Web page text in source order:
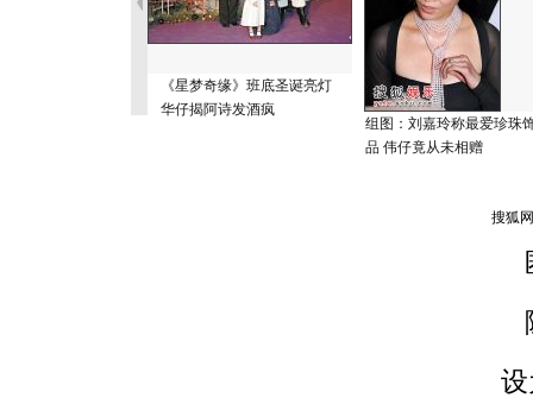
《星梦奇缘》班底圣诞亮灯
华仔揭阿诗发酒疯
组图：刘嘉玲称最爱珍珠
品 伟仔竟从未相赠